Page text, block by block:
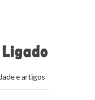
e artigos